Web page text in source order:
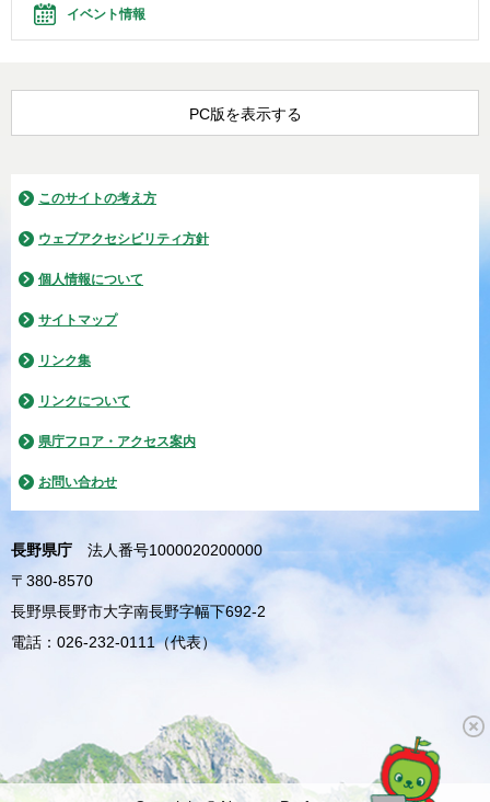
イベント情報
PC版を表示する
このサイトの考え方
ウェブアクセシビリティ方針
個人情報について
サイトマップ
リンク集
リンクについて
県庁フロア・アクセス案内
お問い合わせ
長野県庁
法人番号1000020200000
〒380-8570
長野県長野市大字南長野字幅下692-2
電話：026-232-0111（代表）